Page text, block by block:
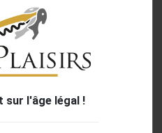
sur l'âge légal !